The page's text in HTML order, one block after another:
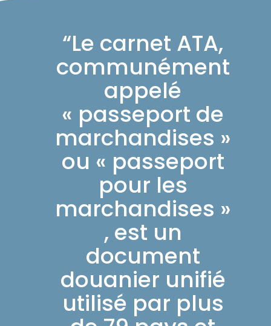
“Le carnet ATA,
communément
appelé
« passeport de
marchandises »
ou « passeport
pour les
marchandises »
, est un
document
douanier unifié
utilisé par plus